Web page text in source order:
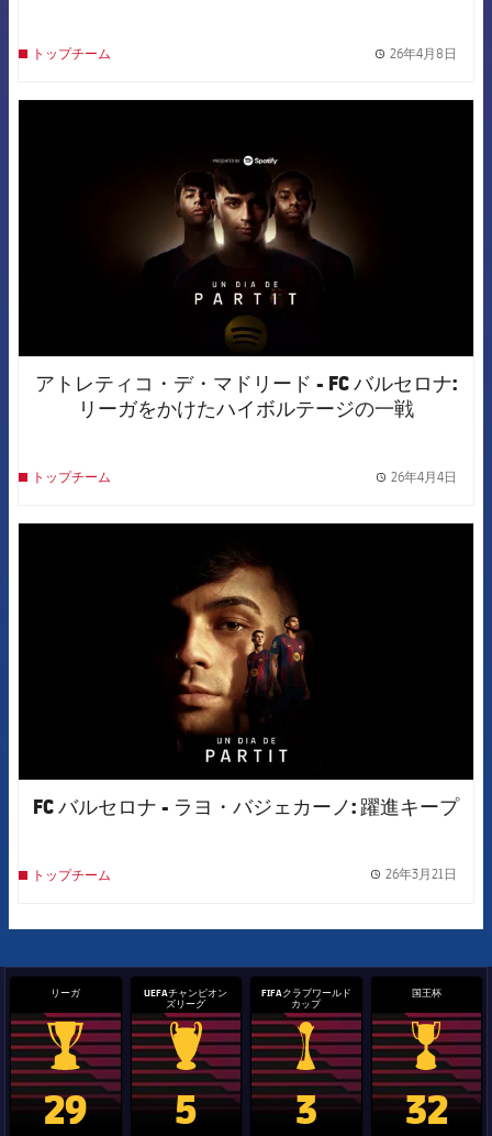
トップチーム 26年4月8日
アトレティコ・デ・マドリード - FC バルセロナ:
リーガをかけたハイボルテージの一戦
トップチーム 26年4月4日
FC バルセロナ - ラヨ・バジェカーノ: 躍進キープ
トップチーム 26年3月21日
リーガ
La Liga trophy
29
UEFAチャンピオン
ズリーグ
Champions League trophy
5
FIFAクラブワールド
カップ
label.aria.clubworldcup
3
国王杯
国王杯
32